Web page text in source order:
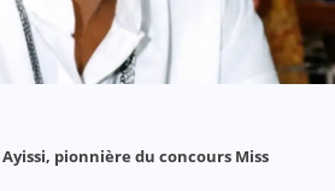
pionnière du concours Miss